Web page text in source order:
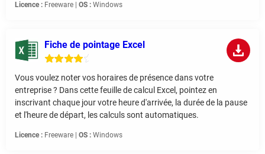
Licence : Freeware | OS : Windows
Fiche de pointage Excel
Vous voulez noter vos horaires de présence dans votre
entreprise ? Dans cette feuille de calcul Excel, pointez en
inscrivant chaque jour votre heure d'arrivée, la durée de la pause
et l'heure de départ, les calculs sont automatiques.
Licence : Freeware | OS : Windows